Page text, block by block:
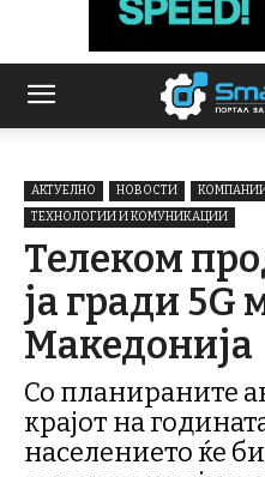
АКТУЕЛНО НОВОСТИ
ТЕХНОЛОГИИ И КОМУНИКАЦИИ
Телеком
ја гради 5G
Македонија
Со планираните
крајот на
населението ќе